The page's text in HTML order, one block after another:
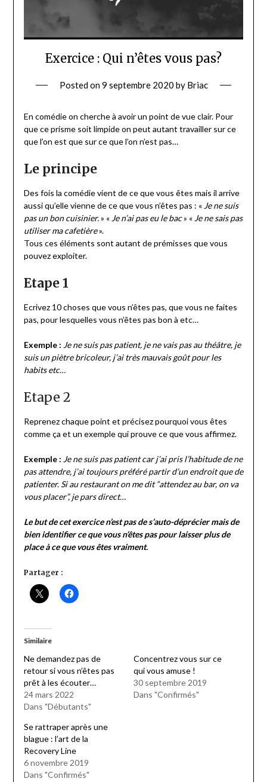
Exercice : Qui n’êtes vous pas?
Posted on9 septembre 2020 by Briac
En comédie on cherche à avoir un point de vue clair. Pour
que ce prisme soit limpide on peut autant travailler sur ce
que l’on est que sur ce que l’on n’est pas…
Le principe
Des fois la comédie vient de ce que vous êtes mais il arrive
aussi qu’elle vienne de ce que vous n’êtes pas : « Je ne suis
pas un bon cuisinier.» «Je n’ai pas eu le bac» « Je ne sais pas
utiliser ma cafetière».
Tous ces éléments sont autant de prémisses que vous
pouvez exploiter.
Etape 1
Ecrivez 10 choses que vous n’êtes pas, que vous ne faites
pas, pour lesquelles vous n’êtes pas bon à etc…
Exemple : Je ne suis pas patient, je ne vais pas au théâtre, je
suis un piètre bricoleur, j’ai très mauvais goût pour les
habits etc…
Etape 2
Reprenez chaque point et précisez pourquoi vous êtes
comme ça et un exemple qui prouve ce que vous affirmez.
Exemple : Je ne suis pas patient car j’ai pris l’habitude de ne
pas attendre, j’ai toujours préféré partir d’un endroit que de
patienter. Si au restaurant on me dit “attendez au bar, on va
vous placer”, je pars direct…
Le but de cet exercice n’est pas de s’auto-déprécier mais de
bien identifier ce que vous n’êtes pas pour laisser plus de
place à ce que vous êtes vraiment.
Partager :
Similaire
Ne demandez pas de
retour si vous n’êtes pas
prêt à les écouter…
24 mars 2022
Dans "Débutants"
Concentrez vous sur ce
qui vous amuse !
30 septembre 2019
Dans "Confirmés"
Se rattraper après une
blague : l’art de la
Recovery Line
6 novembre 2019
Dans "Confirmés"